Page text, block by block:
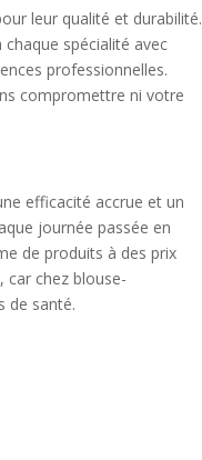
leur qualité et durabilité.
spécialité avec
professionnelles.
compromettre ni votre
efficacité accrue et un
journée passée en
de produits à des prix
car chez blouse-
de santé.